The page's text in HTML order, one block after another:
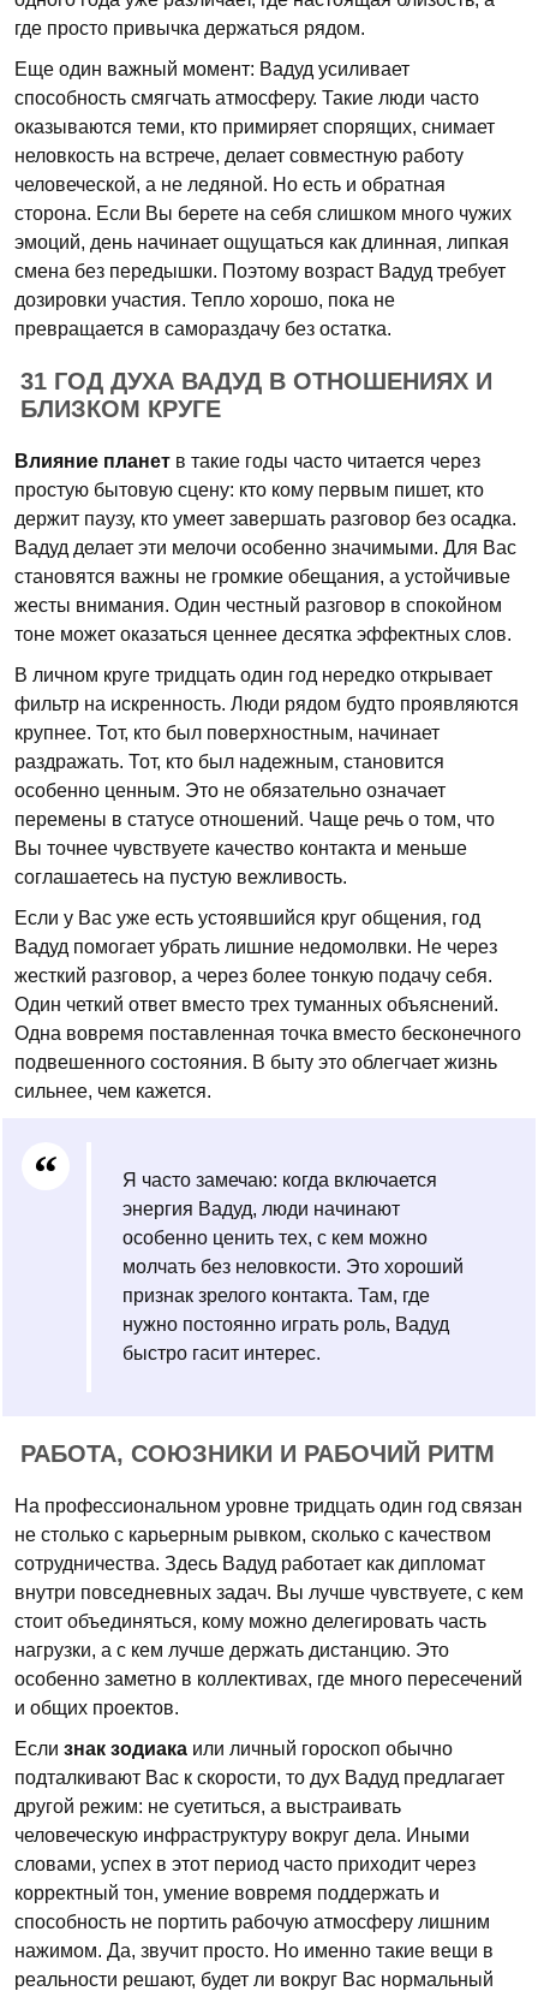
где просто привычка держаться рядом.
Еще один важный момент: Вадуд усиливает
способность смягчать атмосферу. Такие люди часто
оказываются теми, кто примиряет спорящих, снимает
неловкость на встрече, делает совместную работу
человеческой, а не ледяной. Но есть и обратная
сторона. Если Вы берете на себя слишком много чужих
эмоций, день начинает ощущаться как длинная, липкая
смена без передышки. Поэтому возраст Вадуд требует
дозировки участия. Тепло хорошо, пока не
превращается в самораздачу без остатка.
31 ГОД ДУХА ВАДУД В ОТНОШЕНИЯХ И
БЛИЗКОМ КРУГЕ
Влияние планет в такие годы часто читается через
простую бытовую сцену: кто кому первым пишет, кто
держит паузу, кто умеет завершать разговор без осадка.
Вадуд делает эти мелочи особенно значимыми. Для Вас
становятся важны не громкие обещания, а устойчивые
жесты внимания. Один честный разговор в спокойном
тоне может оказаться ценнее десятка эффектных слов.
В личном круге тридцать один год нередко открывает
фильтр на искренность. Люди рядом будто проявляются
крупнее. Тот, кто был поверхностным, начинает
раздражать. Тот, кто был надежным, становится
особенно ценным. Это не обязательно означает
перемены в статусе отношений. Чаще речь о том, что
Вы точнее чувствуете качество контакта и меньше
соглашаетесь на пустую вежливость.
Если у Вас уже есть устоявшийся круг общения, год
Вадуд помогает убрать лишние недомолвки. Не через
жесткий разговор, а через более тонкую подачу себя.
Один четкий ответ вместо трех туманных объяснений.
Одна вовремя поставленная точка вместо бесконечного
подвешенного состояния. В быту это облегчает жизнь
сильнее, чем кажется.
Я часто замечаю: когда включается
энергия Вадуд, люди начинают
особенно ценить тех, с кем можно
молчать без неловкости. Это хороший
признак зрелого контакта. Там, где
нужно постоянно играть роль, Вадуд
быстро гасит интерес.
РАБОТА, СОЮЗНИКИ И РАБОЧИЙ РИТМ
На профессиональном уровне тридцать один год связан
не столько с карьерным рывком, сколько с качеством
сотрудничества. Здесь Вадуд работает как дипломат
внутри повседневных задач. Вы лучше чувствуете, с кем
стоит объединяться, кому можно делегировать часть
нагрузки, а с кем лучше держать дистанцию. Это
особенно заметно в коллективах, где много пересечений
и общих проектов.
Если знак зодиака или личный гороскоп обычно
подталкивают Вас к скорости, то дух Вадуд предлагает
другой режим: не суетиться, а выстраивать
человеческую инфраструктуру вокруг дела. Иными
словами, успех в этот период часто приходит через
корректный тон, умение вовремя поддержать и
способность не портить рабочую атмосферу лишним
нажимом. Да, звучит просто. Но именно такие вещи в
реальности решают, будет ли вокруг Вас нормальный